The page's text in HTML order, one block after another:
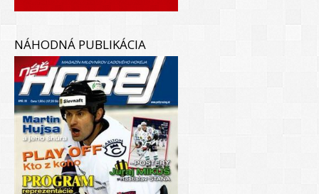
NÁHODNÁ PUBLIKÁCIA